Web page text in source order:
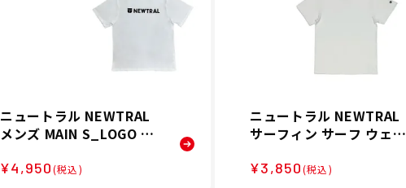
ニュートラル NEWTRAL
メンズ MAIN S_LOGO T-
52001 25SP 春夏
¥4,950(税込)
ニュートラル NEWTRAL
サーフィン サーフ ウェア
ki Smile Tee NT225201
¥3,850(税込)